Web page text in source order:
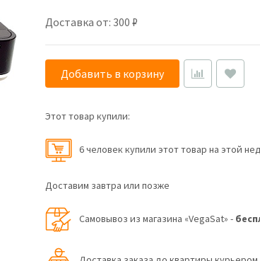
Доставка от: 300 ₽
Добавить в корзину
Этот товар купили:
6 человек купили этот товар на этой
Доставим завтра или позже
Самовывоз из магазина «VegaSat» -